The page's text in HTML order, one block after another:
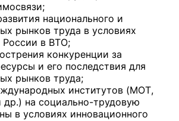
национального и
рынков труда в условиях
России в ВТО;
конкуренции за
и его последствия для
рынков труда;
институтов (МОТ,
на социально-трудовую
в условиях инновационного